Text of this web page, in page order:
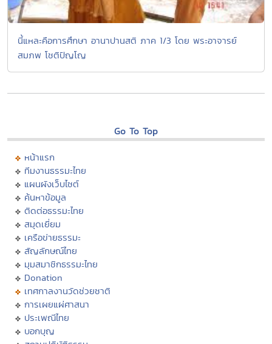
นี้แหละคือการศึกษา อานาปานสติ ภาค 1/3 โดย พระอาจารย์
สมภพ โชติปัญโญ
Go To Top
หน้าแรก
ทีมงานธรรมะไทย
แผนผังเว็บไซต์
ค้นหาข้อมูล
ติดต่อธรรมะไทย
สมุดเยี่ยม
เครือข่ายธรรมะ
สัญลักษณ์ไทย
มุมสมาชิกธรรมะไทย
Donation
เทศกาลงานวัดช่วยชาติ
การเผยแผ่ศาสนา
ประเพณีไทย
บอกบุญ